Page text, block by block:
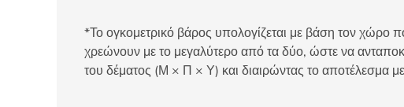
*Το ογκομετρικό βάρος υπολογίζεται με βάση τον χώρο
χρεώνουν με το μεγαλύτερο από τα δύο, ώστε να
του δέματος (Μ × Π × Υ) και διαιρώντας το